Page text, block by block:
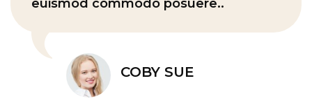
euismod commodo posuere..
COBY SUE